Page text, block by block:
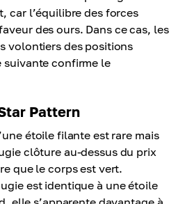
car l’équilibre des forces
des ours. Dans ce cas, les
volontiers des positions
suivante confirme le
Pattern
étoile filante est rare mais
clôture au-dessus du prix
que le corps est vert.
est identique à une étoile